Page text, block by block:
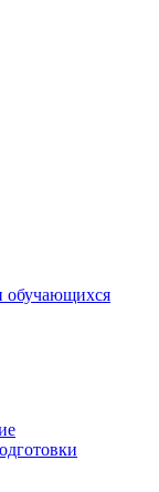
обучающихся